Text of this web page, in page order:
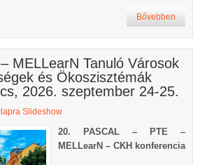
Bővebben
MELLearN Tanuló Városok
és Ökoszisztémák
2026. szeptember 24-25.
Slideshow
20. PASCAL – PTE –
MELLearN – CKH konferencia